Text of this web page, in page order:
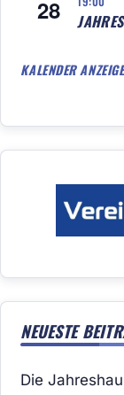
28
KALENDER
NEUESTE
Die